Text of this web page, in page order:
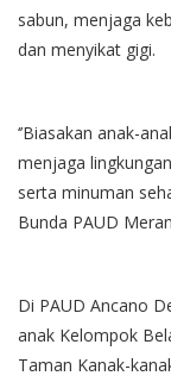
sabun, menjaga
dan menyikat gigi.
‘’Biasakan anak-
menjaga
serta minuman
Bunda PAUD
Di PAUD Ancano
anak Kelompok
Taman Kanak-